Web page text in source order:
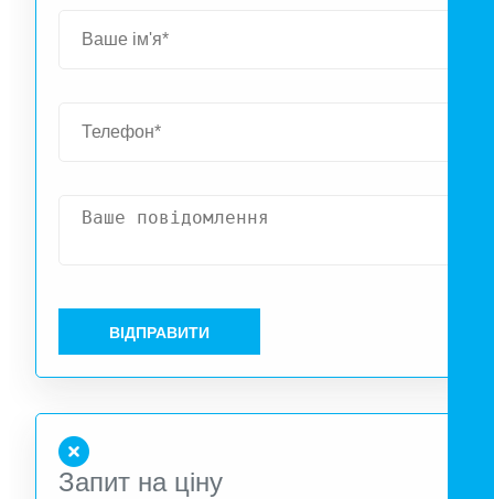
використовувати систему в
ВІДПРАВИТИ
Запит на ціну